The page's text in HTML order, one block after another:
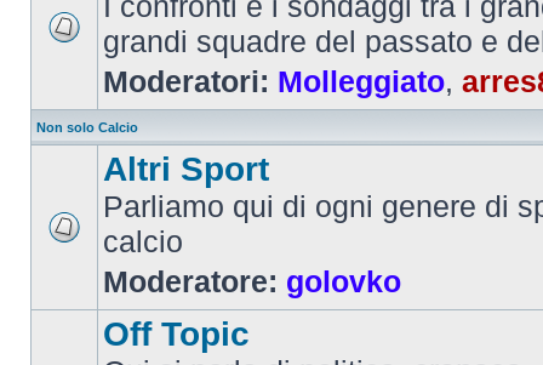
grandi squadre del passato e
Moderatori: Molleggiato,
Non solo Calcio
Altri Sport
Parliamo qui di ogni genere di
calcio
Moderatore: golovko
Off Topic